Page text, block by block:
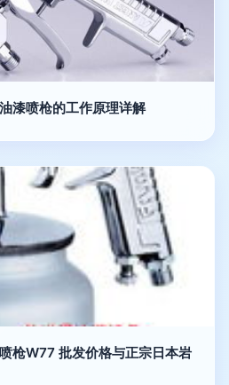
漆喷枪的工作原理详解
枪W77 批发价格与正宗日本岩